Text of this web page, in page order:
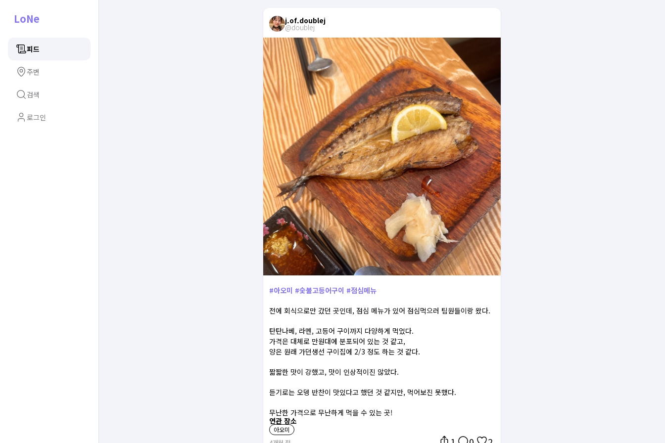
LoNe
피드
주변
검색
로그인
j.of.doublej
@doublej
#아오미 #숯불고등어구이 #점심메뉴
전에 회식으로만 갔던 곳인데, 점심 메뉴가 있어 점심먹으러 팀원들이랑 왔다.
탄탄나베, 라멘, 고등어 구이까지 다양하게 먹었다.
가격은 대체로 만원대에 분포되어 있는 것 같고,
양은 원래 가던생선 구이집에 2/3 정도 하는 것 같다.
짧짧한 맛이 강했고, 맛이 인상적이진 않았다.
듣기로는 오뎅 반찬이 맛있다고 했던 것 같지만, 먹어보진 못했다.
무난한 가격으로 무난하게 먹을 수 있는 곳!
연관 장소
아오미